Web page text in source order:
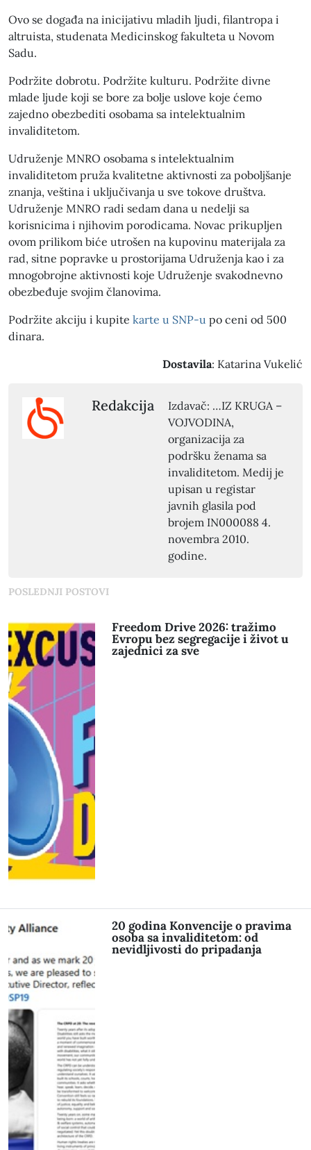
Ovo se događa na inicijativu mladih ljudi, filantropa i
altruista, studenata Medicinskog fakulteta u Novom
Sadu.
Podržite dobrotu. Podržite kulturu. Podržite divne
mlade ljude koji se bore za bolje uslove koje ćemo
zajedno obezbediti osobama sa intelektualnim
invaliditetom.
Udruženje MNRO osobama s intelektualnim
invaliditetom pruža kvalitetne aktivnosti za poboljšanje
znanja, veština i uključivanja u sve tokove društva.
Udruženje MNRO radi sedam dana u nedelji sa
korisnicima i njihovim porodicama. Novac prikupljen
ovom prilikom biće utrošen na kupovinu materijala za
rad, sitne popravke u prostorijama Udruženja kao i za
mnogobrojne aktivnosti koje Udruženje svakodnevno
obezbeđuje svojim članovima.
Podržite akciju i kupite karte u SNP-u po ceni od 500
dinara.
Dostavila: Katarina Vukelić
Redakcija
Izdavač: …IZ KRUGA –
VOJVODINA,
organizacija za
podršku ženama sa
invaliditetom. Medij je
upisan u registar
javnih glasila pod
brojem IN000088 4.
novembra 2010.
godine.
POSLEDNJI POSTOVI
Freedom Drive 2026: tražimo
Evropu bez segregacije i život u
zajednici za sve
20 godina Konvencije o pravima
osoba sa invaliditetom: od
nevidljivosti do pripadanja